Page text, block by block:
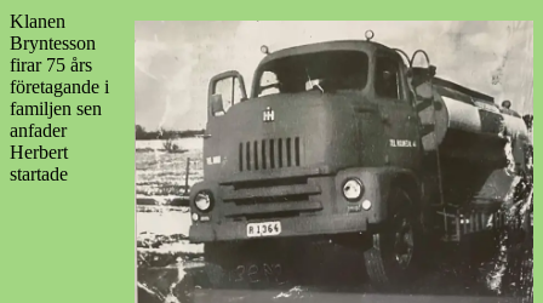
Klanen
Bryntesson
firar 75 års
företagande i
familjen sen
anfader
Herbert
startade